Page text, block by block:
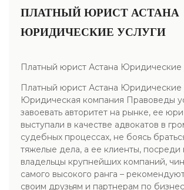
ПЛАТНЫЙ ЮРИСТ АСТАНА
ЮРИДИЧЕСКИЕ УСЛУГИ
Платный юрист Астана Юридические
Платный юрист Астана Юридические
Юридическая компания Правоведы
завоевать авторитет на рынке, ее
выступали в качестве адвокатов в
судебных процессах, не боясь
тяжелые дела, а ее клиенты, посреди
владельцы крупнейших компаний,
самого высокого ранга –
своим друзьям и партнерам по